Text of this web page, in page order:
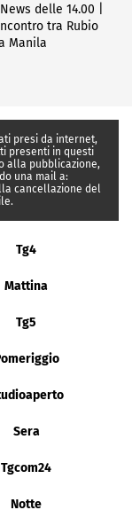
delle 14.00 |
tra Rubio
Manila
presi da internet,
presenti in questi
alla pubblicazione,
una mail a:
cancellazione del
Tg4
Mattina
Tg5
Sera
Tgcom24
Notte